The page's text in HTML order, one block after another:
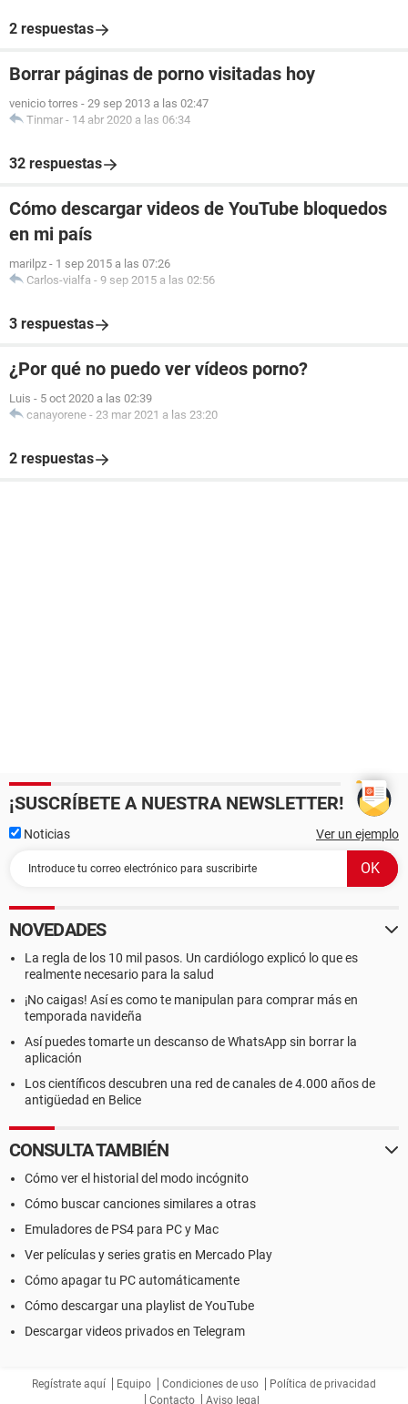
2 respuestas
Borrar páginas de porno visitadas hoy
venicio torres - 29 sep 2013 a las 02:47
Tinmar - 14 abr 2020 a las 06:34
32 respuestas
Cómo descargar videos de YouTube bloquedos
en mi país
marilpz - 1 sep 2015 a las 07:26
Carlos-vialfa - 9 sep 2015 a las 02:56
3 respuestas
¿Por qué no puedo ver vídeos porno?
Luis - 5 oct 2020 a las 02:39
canayorene - 23 mar 2021 a las 23:20
2 respuestas
¡SUSCRÍBETE A NUESTRA NEWSLETTER!
Noticias Ver un ejemplo
NOVEDADES
La regla de los 10 mil pasos. Un cardiólogo explicó lo que es
realmente necesario para la salud
¡No caigas! Así es como te manipulan para comprar más en
temporada navideña
Así puedes tomarte un descanso de WhatsApp sin borrar la
aplicación
Los científicos descubren una red de canales de 4.000 años de
antigüedad en Belice
CONSULTA TAMBIÉN
Cómo ver el historial del modo incógnito
Cómo buscar canciones similares a otras
Emuladores de PS4 para PC y Mac
Ver películas y series gratis en Mercado Play
Cómo apagar tu PC automáticamente
Cómo descargar una playlist de YouTube
Descargar videos privados en Telegram
Regístrate aquí Equipo Condiciones de uso
Política de privacidad
Contacto
Aviso legal